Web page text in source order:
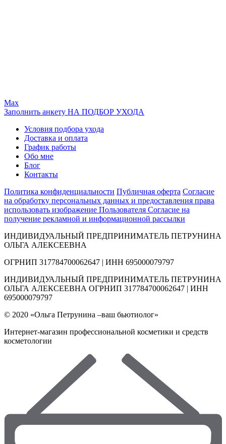
Max
Заполнить анкету НА ПОДБОР УХОДА
Условия подбора ухода
Доставка и оплата
График работы
Обо мне
Блог
Контакты
Политика конфиденциальности Публичная оферта Согласие
на обработку персональных данных и предоставления права
использовать изображение Пользователя Согласие на
получение рекламной и информационной рассылки
ИНДИВИДУАЛЬНЫЙ ПРЕДПРИНИМАТЕЛЬ ПЕТРУНИНА
ОЛЬГА АЛЕКСЕЕВНА
ОГРНИП 317784700062647 | ИНН 695000079797
ИНДИВИДУАЛЬНЫЙ ПРЕДПРИНИМАТЕЛЬ ПЕТРУНИНА
ОЛЬГА АЛЕКСЕЕВНА ОГРНИП 317784700062647 | ИНН
695000079797
© 2020 «Ольга Петрунина –ваш бьютиолог»
Интернет-магазин профессиональной косметики и средств
косметологии